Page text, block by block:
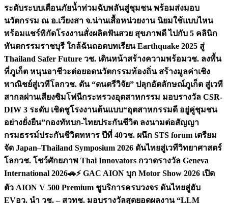
ระดับระบบเตือนภัยน้ำท่วมฉับพลันสู่ชุมชน พร้อมส่งมอบ
นวัตกรรม ณ อ.เวียงสา จ.น่านเสื้อหน่วยงาน นิยมใช้แบบไหน
พร้อมแชร์พิกัดโรงงานสั่งผลิตฟันสวย สุขภาพดี ไปกับ 5 คลินิก
ทันตกรรมราชบุรี ใกล้ฉันถอดบทเรียน Earthquake 2025 สู่
Thailand Safer Future วช. เดินหน้าสร้างความพร้อมวช. ลงพื้น
ที่ภูเก็ต หนุนอาชีวะต่อยอดนวัตกรรมท้องถิ่น สร้างมูลค่าเชิง
พาณิชย์สู่เวทีโลกวช. ดัน “ดนตรีวิจัย” ปลุกอัตลักษณ์ภูเก็ต สู่เวที
สากลผ่านเสียงซิมโฟนีกระทรวงอุตสาหกรรม มอบรางวัล CSR-
DIW 3 ระดับ เชิดชูโรงงานต้นแบบ“อุตสาหกรรมดี อยู่คู่ชุมชน
อย่างยั่งยืน”กองทัพบก-ไทยประกันชีวิต ลงนามต่อสัญญา
กรมธรรม์ประกันชีวิตทหาร ปีที่ 40วช. ผนึก STS forum เตรียม
จัด Japan–Thailand Symposium 2026 ดันไทยสู่เวทีวิทยาศาสตร์
โลกวช. โชว์ศักยภาพ Thai Innovators กวาดรางวัล Geneva
International 2026🚗⚡️ GAC AION บุก Motor Show 2026 เปิด
ตัว AION V 500 Premium ชูบริการครบวงจร ดันไทยสู่ฮับ
EVอว. นำ วช. – สวทช. มอบรางวัลสุดยอดผลงาน “LLM